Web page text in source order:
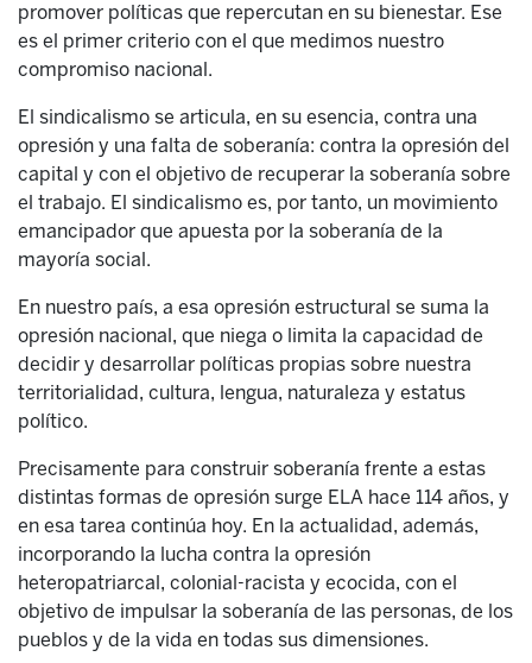
promover políticas que repercutan en su bienestar. Ese
es el primer criterio con el que medimos nuestro
compromiso nacional.
El sindicalismo se articula, en su esencia, contra una
opresión y una falta de soberanía: contra la opresión del
capital y con el objetivo de recuperar la soberanía sobre
el trabajo. El sindicalismo es, por tanto, un movimiento
emancipador que apuesta por la soberanía de la
mayoría social.
En nuestro país, a esa opresión estructural se suma la
opresión nacional, que niega o limita la capacidad de
decidir y desarrollar políticas propias sobre nuestra
territorialidad, cultura, lengua, naturaleza y estatus
político.
Precisamente para construir soberanía frente a estas
distintas formas de opresión surge ELA hace 114 años, y
en esa tarea continúa hoy. En la actualidad, además,
incorporando la lucha contra la opresión
heteropatriarcal, colonial-racista y ecocida, con el
objetivo de impulsar la soberanía de las personas, de los
pueblos y de la vida en todas sus dimensiones.